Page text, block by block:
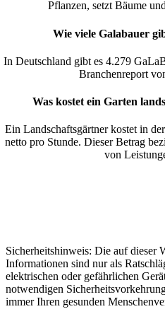
Pflanzen, setzt Bäume
Wie viele Galabauer
In Deutschland gibt es 4.279
Branchenreport
Was kostet ein Garten
Ein Landschaftsgärtner kostet in
netto pro Stunde. Dieser Betrag
von
Sicherheitshinweis: Die auf dieser
Informationen sind nur als
elektrischen oder gefährlichen
notwendigen
immer Ihren gesunden